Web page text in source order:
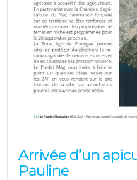
Arrivée d’un
Pauline